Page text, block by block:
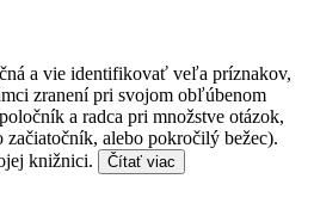
a vie identifikovať veľa príznakov,
zranení pri svojom obľúbenom
a radca pri množstve otázok,
alebo pokročilý bežec).
knižnici.
Čítať viac